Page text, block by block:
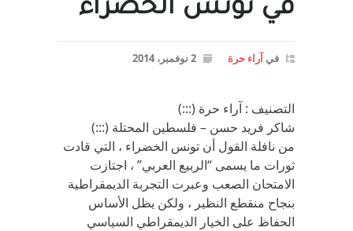
في تونس الخضراء
فيآراء حرة 2 نوفمبر، 2014
التصنيف : آراء حرة (:::)
شاكر فريد حسن – فلسطين المحتلة (:::)
من نافلة القول أن تونس الخضراء ، التي قادت
ثورات ما يسمى “الربيع العربي” ، اجتازت
الامتحان الصعب وعبرت التجربة الديمقراطية
بنجاح منقطع النظير ، ولكن يظل الأساس
الحفاظ على الخيار الديمقراطي السياسي